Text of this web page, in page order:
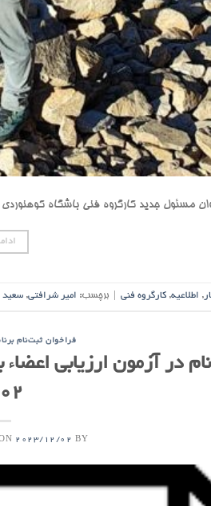
مسئول جدید کارگروه فنی باشگاه
, اطلاعیه, کارگروه فنی برچسب: امیر شرافتی, سعید
فراخوان ثبت‌نام
2023/12/02 BY